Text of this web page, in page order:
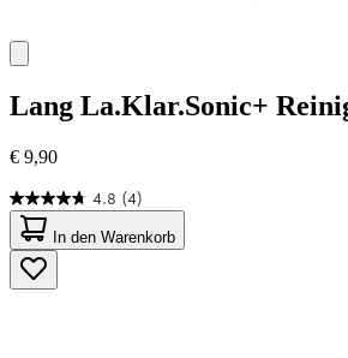
Lang La.Klar.Sonic+
€ 9,90
4.8 (4)
4.8
von
5
Sternen.
4
In den Warenkorb